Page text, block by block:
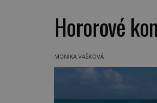
Hororové
MONIKA VAŠKOVÁ